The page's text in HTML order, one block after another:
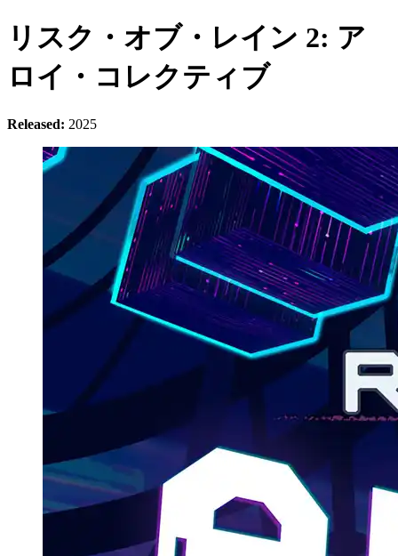
リスク・オブ・レイン 2: ア
ロイ・コレクティブ
Released: 2025